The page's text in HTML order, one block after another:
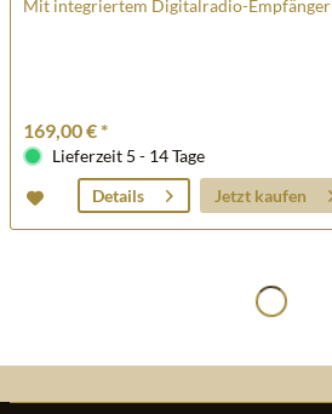
Mit integriertem Digitalradio-Empfänger
169,00 € *
Lieferzeit 5 - 14 Tage
Details
Jetzt kaufen